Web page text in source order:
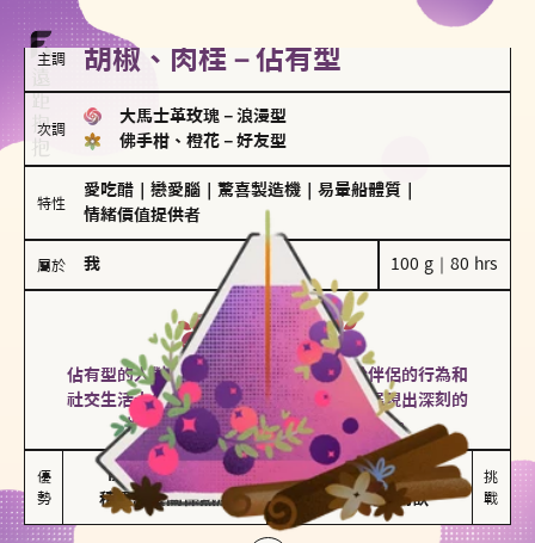
主調 胡椒、肉桂－佔有型
次調
大馬士革玫瑰 － 浪漫型
佛手柑、橙花 － 好友型
特性
愛吃醋 戀愛腦 驚喜製造機 易暈船體質
情緒價值提供者
屬於 我 100 g｜80 hrs
佔有型
胡椒、肉桂
佔有型的人對愛情有強烈的保護欲，對於伴侶的行為和
社交生活十分敏感、容易吃醋。在關係中展現出深刻的
投入和激情，但也可能讓人感到窒息。
優
勢
能建立緊密關係
積極維繫關係熱度
嫉妒心較強
可能出現控制欲
挑
戰